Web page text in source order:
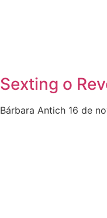
Sexting o
Bárbara Antich 16 de